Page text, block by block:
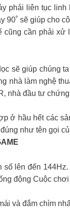
phải liên tục
90˚ sẽ giúp
cần phải
sẽ giúp chúng
nhà làm nghệ
nhà đầu tư
ở hầu hết các
như tên gọi
lên đến
động Cuộc
và đắm chìm